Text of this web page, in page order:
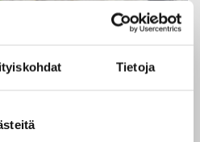
Tietoja
yritys, joka on toiminut